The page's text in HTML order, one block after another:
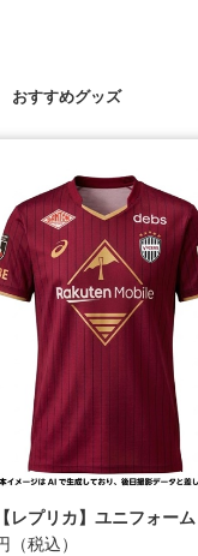
おすすめグッズ
レプリカ】ユニフォーム
税込）